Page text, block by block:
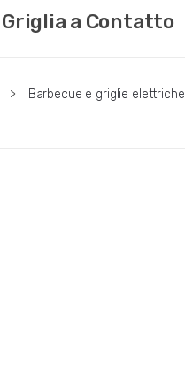
a Contatto
>
Barbecue e griglie elettriche